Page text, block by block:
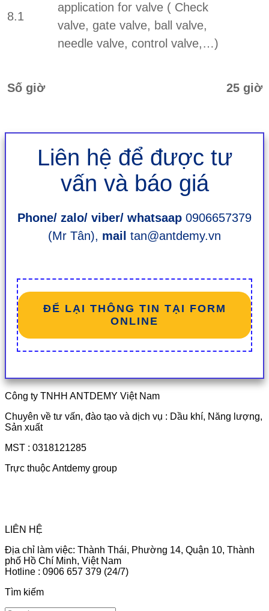
8.1
application for valve ( Check
valve, gate valve, ball valve,
needle valve, control valve,…)
Số giờ 25 giờ
Liên hệ để được tư
vấn và báo giá
Phone/ zalo/ viber/ whatsaap 0906657379
(Mr Tân), mail tan@antdemy.vn
ĐỂ LẠI THÔNG TIN TẠI FORM
ONLINE
Công ty TNHH ANTDEMY Việt Nam
Chuyên về tư vấn, đào tạo và dịch vụ : Dầu khí, Năng lượng,
Sản xuất
MST : 0318121285
Trực thuộc Antdemy group
LIÊN HỆ
Địa chỉ làm việc: Thành Thái, Phường 14, Quận 10, Thành
phố Hồ Chí Minh, Việt Nam
Hotline : 0906 657 379 (24/7)
Tìm kiếm